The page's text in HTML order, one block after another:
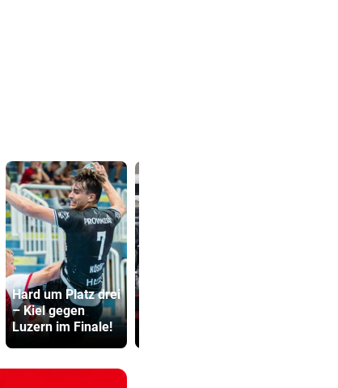
Hard um Platz drei
– Kiel gegen
Luzern im Finale!